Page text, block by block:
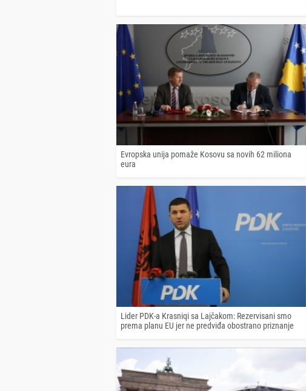
Evropska unija pomaže Kosovu sa novih 62 miliona
eura
Lider PDK-a Krasniqi sa Lajčakom: Rezervisani smo
prema planu EU jer ne predviđa obostrano priznanje